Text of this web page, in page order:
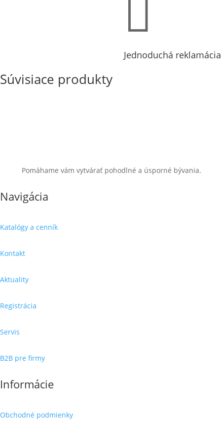

Jednoduchá reklamácia
Súvisiace produkty
Pomáhame vám vytvárať pohodlné a úsporné bývania.
Navigácia
Katalógy a cenník
Kontakt
Aktuality
Registrácia
Servis
B2B pre firmy
Informácie
Obchodné podmienky